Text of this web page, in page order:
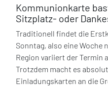
Kommunionkarte
Sitzplatz- oder
Traditionell findet die
Sonntag, also eine Woche
Region variiert der Termin
Trotzdem macht es
Einladungskarten an die